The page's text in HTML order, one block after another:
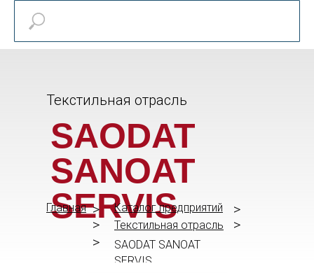
SAODAT
SANOAT
SERVIS
Текстильная отрасль
Главная > Каталог предприятий
> Текстильная отрасль
>
SAODAT SANOAT
SERVIS
>
>